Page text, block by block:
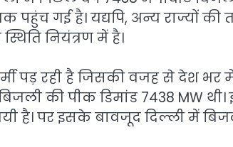
पहुंच गई है। यद्यपि, अन्य राज्यों
नियंत्रण में है।
पड़ रही है जिसकी वजह से देश
बिजली की पीक डिमांड 7438 MW
है। पर इसके बावजूद दिल्ली में